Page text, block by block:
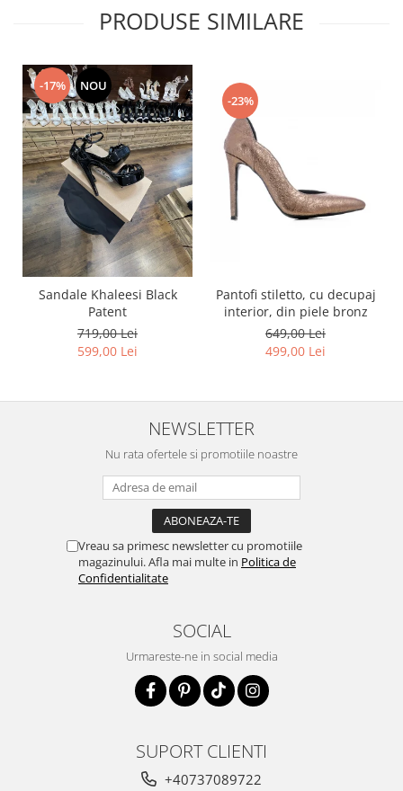
PRODUSE SIMILARE
-17% NOU
Sandale Khaleesi Black
Patent
719,00 Lei
599,00 Lei
-23%
Pantofi stiletto, cu decupaj
interior, din piele bronz
649,00 Lei
499,00 Lei
NEWSLETTER
Nu rata ofertele si promotiile noastre
Vreau sa primesc newsletter cu promotiile
magazinului. Afla mai multe in Politica de
Confidentialitate
SOCIAL
Urmareste-ne in social media
SUPORT CLIENTI
+40737089722